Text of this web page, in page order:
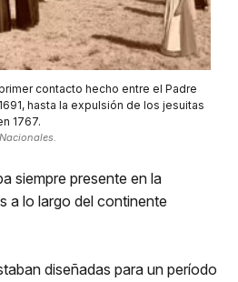
contacto hecho entre el Padre
hasta la expulsión de los jesuitas
1767.
siempre presente en la
a lo largo del continente
diseñadas para un período